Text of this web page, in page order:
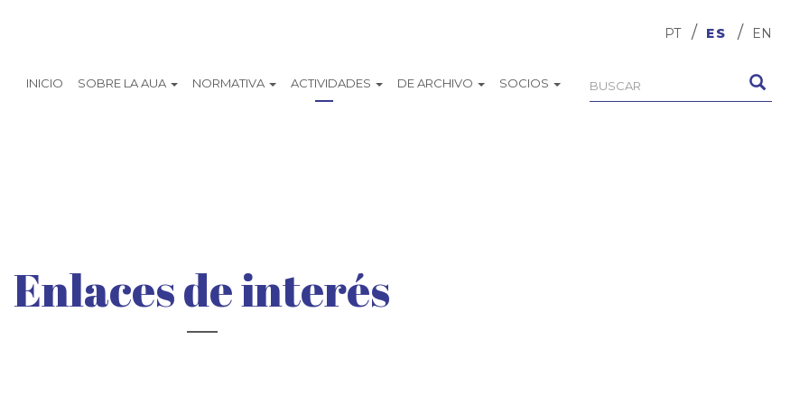
EN
ES
PT
INICIO SOBRE LA AUA NORMATIVA ACTIVIDADES DE ARCHIVO SOCIOS
Enlaces de interés